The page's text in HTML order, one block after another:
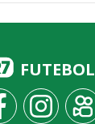
FUTEBOL